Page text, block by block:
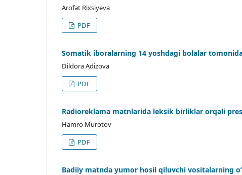
Arofat Rixsiyeva
PDF
Somatik iboralarning 14 yoshdagi bolalar
Dildora Adizova
PDF
Radioreklama matnlarida leksik birliklar orqali
Hamro Murotov
PDF
Badiiy matnda yumor hosil qiluvchi vositalarning